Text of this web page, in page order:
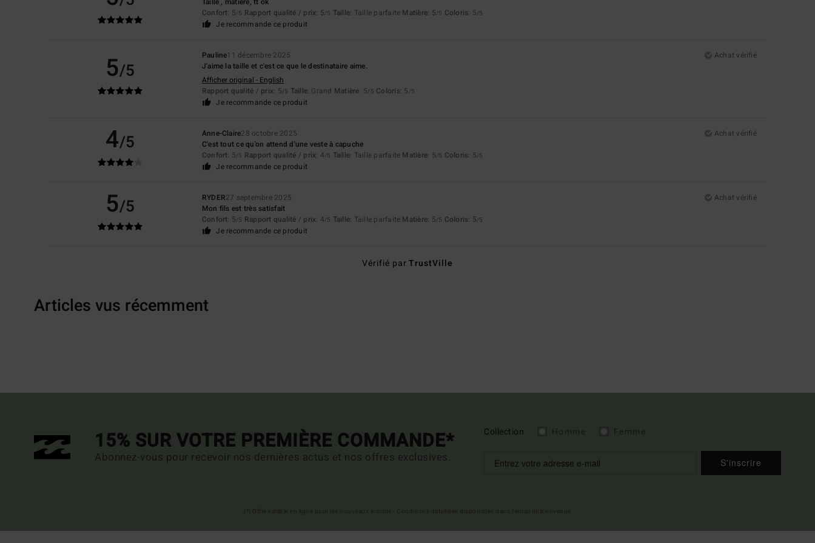
Confort: 5/5 Rapport qualité / prix: 5/5 Taille: Taille parfaite Matière: 5/5 Coloris: 5/5
Je recommande ce produit
5/5
Pauline11 décembre 2025
Achat vérifié
J'aime la taille et c'est ce que le destinataire aime.
Afficher original - English
Rapport qualité / prix: 5/5 Taille: Grand Matière: 5/5 Coloris: 5 /5
Je recommande ce produit
4/5 Anne-Claire28 octobre 2025
Achat vérifié
C'est tout ce qu'on attend d'une veste à capuche
Confort: 5/5 Rapport qualité / prix: 4/5 Taille: Taille parfaite Matière: 5/5 Coloris: 5/5
Je recommande ce produit
5/5 RYDER27 septembre 2025
Achat vérifié
Mon fils est très satisfait
Confort: 5/5 Rapport qualité / prix: 4/5 Taille: Taille parfaite Matière: 5/5 Coloris: 5/5
Je recommande ce produit
Vérifié parTrustVille
Articles vus récemment
15% SUR VOTRE PREMIÈRE COMMANDE*
Abonnez-vous pour recevoir nos dernières actus et nos offres exclusives.
Collection
S'inscrire